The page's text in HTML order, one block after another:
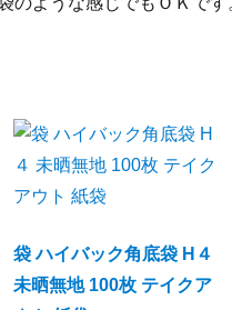
袋 ハイバック角底袋 H４
未晒無地 100枚 テイクア